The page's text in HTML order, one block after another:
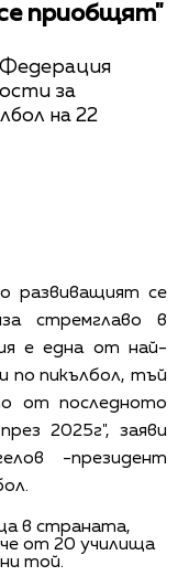
приобщят"
за
на 22
развиващият се
стремглаво в
е една от най-
по пикълбол, тъй
от последното
2025г", заяви
-президент
в страната,
от 20 училища
той.